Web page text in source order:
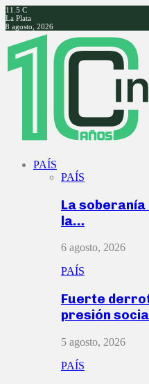
11.5 C
La Plata
8 agosto, 2026
Facebook
Twitter
Instagram
Youtube
PAÍS
PAÍS
La soberanía
la…
6 agosto, 2026
PAÍS
Fuerte
presión
5 agosto, 2026
PAÍS